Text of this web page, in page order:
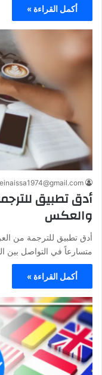
أكمل القراءة »
أدق تطبيق
والعكس
أدق تطبيق للترجمة من
متسارعاً في التواصل
أكمل القراءة »